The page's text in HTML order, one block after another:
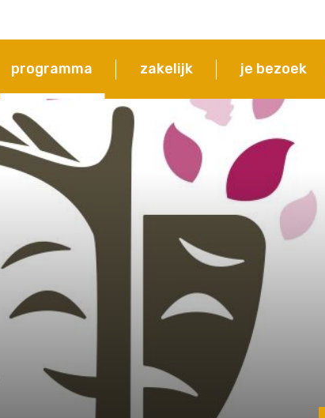
programma zakelijk je bezoek